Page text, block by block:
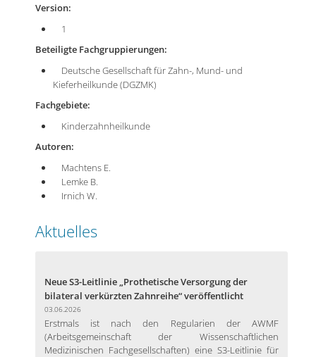
Version:
1
Beteiligte Fachgruppierungen:
Deutsche Gesellschaft für Zahn-, Mund- und
Kieferheilkunde (DGZMK)
Fachgebiete:
Kinderzahnheilkunde
Autoren:
Machtens E.
Lemke B.
Irnich W.
Aktuelles
Neue S3-Leitlinie „Prothetische Versorgung der
bilateral verkürzten Zahnreihe“ veröffentlicht
03.06.2026
Erstmals ist nach den Regularien der AWMF
(Arbeitsgemeinschaft der Wissenschaftlichen
Medizinischen Fachgesellschaften) eine S3-Leitlinie für